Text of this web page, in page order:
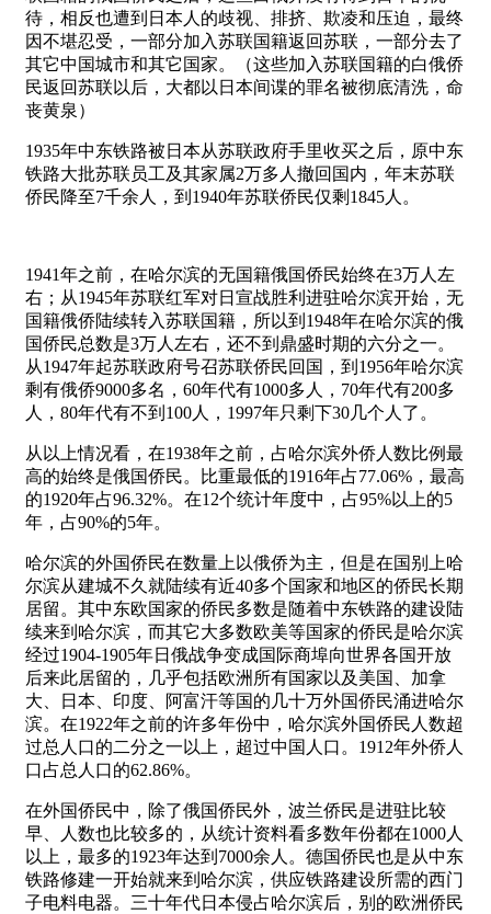
待，相反也遭到日本人的歧视、排挤、欺凌和压迫，最终
因不堪忍受，一部分加入苏联国籍返回苏联，一部分去了
其它中国城市和其它国家。（这些加入苏联国籍的白俄侨
民返回苏联以后，大都以日本间谍的罪名被彻底清洗，命
丧黄泉）
1935年中东铁路被日本从苏联政府手里收买之后，原中东
铁路大批苏联员工及其家属2万多人撤回国内，年末苏联
侨民降至7千余人，到1940年苏联侨民仅剩1845人。
1941年之前，在哈尔滨的无国籍俄国侨民始终在3万人左
右；从1945年苏联红军对日宣战胜利进驻哈尔滨开始，无
国籍俄侨陆续转入苏联国籍，所以到1948年在哈尔滨的俄
国侨民总数是3万人左右，还不到鼎盛时期的六分之一。
从1947年起苏联政府号召苏联侨民回国，到1956年哈尔滨
剩有俄侨9000多名，60年代有1000多人，70年代有200多
人，80年代有不到100人，1997年只剩下30几个人了。
从以上情况看，在1938年之前，占哈尔滨外侨人数比例最
高的始终是俄国侨民。比重最低的1916年占77.06%，最高
的1920年占96.32%。在12个统计年度中，占95%以上的5
年，占90%的5年。
哈尔滨的外国侨民在数量上以俄侨为主，但是在国别上哈
尔滨从建城不久就陆续有近40多个国家和地区的侨民长期
居留。其中东欧国家的侨民多数是随着中东铁路的建设陆
续来到哈尔滨，而其它大多数欧美等国家的侨民是哈尔滨
经过1904-1905年日俄战争变成国际商埠向世界各国开放
后来此居留的，几乎包括欧洲所有国家以及美国、加拿
大、日本、印度、阿富汗等国的几十万外国侨民涌进哈尔
滨。在1922年之前的许多年份中，哈尔滨外国侨民人数超
过总人口的二分之一以上，超过中国人口。1912年外侨人
口占总人口的62.86%。
在外国侨民中，除了俄国侨民外，波兰侨民是进驻比较
早、人数也比较多的，从统计资料看多数年份都在1000人
以上，最多的1923年达到7000余人。德国侨民也是从中东
铁路修建一开始就来到哈尔滨，供应铁路建设所需的西门
子电料电器。三十年代日本侵占哈尔滨后，别的欧洲侨民